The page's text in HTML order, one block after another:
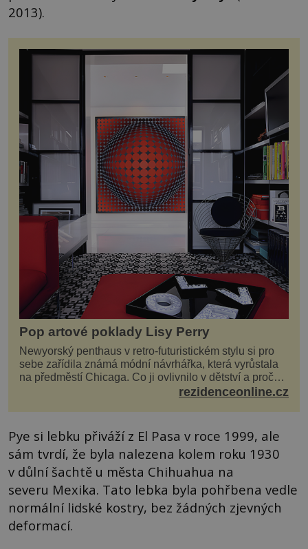
2013).
Pop artové poklady Lisy Perry
Newyorský penthaus v retro-futuristickém stylu si pro
sebe zařídila známá módní návrhářka, která vyrůstala
na předměstí Chicaga. Co ji ovlivnilo v dětství a proč
vypadá její domov právě takto? Interié...rezidenceonline.cz
Pye si lebku přiváží z El Pasa v roce 1999, ale
sám tvrdí, že byla nalezena kolem roku 1930
v důlní šachtě u města Chihuahua na
severu Mexika. Tato lebka byla pohřbena vedle
normální lidské kostry, bez žádných zjevných
deformací.